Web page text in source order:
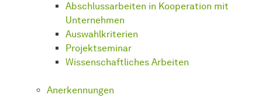
Abschlussarbeiten in Kooperation mit
Unternehmen
Auswahlkriterien
Projektseminar
Wissenschaftliches Arbeiten
Anerkennungen